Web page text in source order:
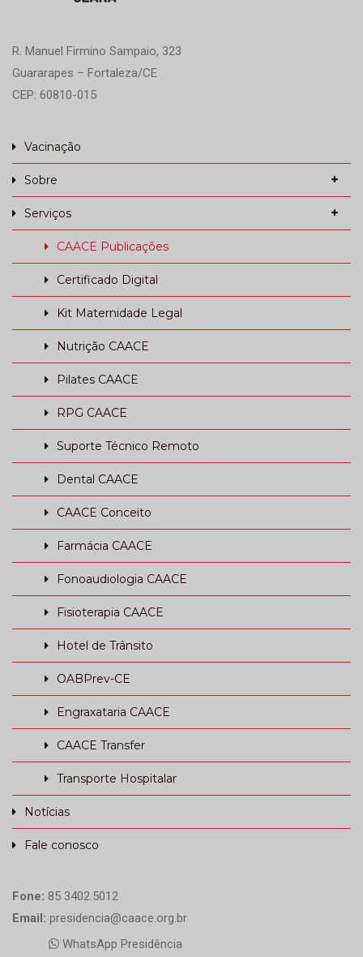
R. Manuel Firmino Sampaio, 323
Guararapes – Fortaleza/CE
CEP: 60810-015
Vacinação
Sobre
Serviços
CAACE Publicações
Certificado Digital
Kit Maternidade Legal
Nutrição CAACE
Pilates CAACE
RPG CAACE
Suporte Técnico Remoto
Dental CAACE
CAACE Conceito
Farmácia CAACE
Fonoaudiologia CAACE
Fisioterapia CAACE
Hotel de Trânsito
OABPrev-CE
Engraxataria CAACE
CAACE Transfer
Transporte Hospitalar
Notícias
Fale conosco
Fone: 85 3402.5012
Email: presidencia@caace.org.br
WhatsApp Presidência